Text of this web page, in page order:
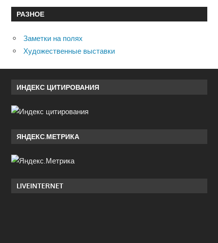
РАЗНОЕ
Заметки на полях
Художественные выставки
ИНДЕКС ЦИТИРОВАНИЯ
ЯНДЕКС.МЕТРИКА
LIVEINTERNET